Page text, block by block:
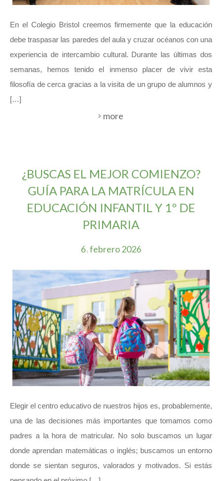
En el Colegio Bristol creemos firmemente que la educación
debe traspasar las paredes del aula y cruzar océanos con una
experiencia de intercambio cultural. Durante las últimas dos
semanas, hemos tenido el inmenso placer de vivir esta
filosofía de cerca gracias a la visita de un grupo de alumnos y
[…]
more
¿BUSCAS EL MEJOR COMIENZO?
GUÍA PARA LA MATRÍCULA EN
EDUCACIÓN INFANTIL Y 1º DE
PRIMARIA
6. febrero2026
Elegir el centro educativo de nuestros hijos es, probablemente,
una de las decisiones más importantes que tomamos como
padres a la hora de matricular. No solo buscamos un lugar
donde aprendan matemáticas o inglés; buscamos un entorno
donde se sientan seguros, valorados y motivados. Si estás